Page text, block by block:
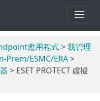
應用程式>我管理
Prem/ESMC/ERA>
> ESET PROTECT 虛擬